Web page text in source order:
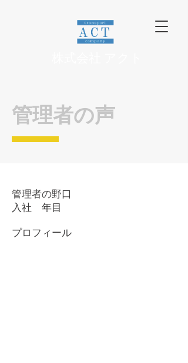
管理者の声
管理者の野口
入社 年目
プロフィール